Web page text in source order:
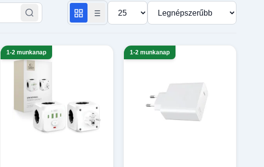
Termékek száma oldalanként
Rendezés
1-2 munkanap 1-2 munkanap